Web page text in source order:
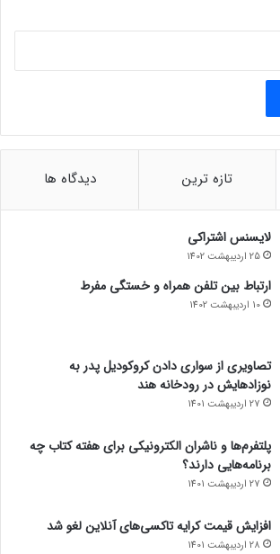
تازه ترین دیدگاه ها
لایسنس اشتراکی
25 اردیبهشت 1402
ارتباط بین تلفن همراه و خستگی مفرط
10 اردیبهشت 1402
تصاویری از سواری دادن کروکودیل پدر به
نوزادهایش در رودخانه هند
27 اردیبهشت 1401
پلتفرم‌ها و ناشران الکترونیکی برای هفته کتاب چه
برنامه‌هایی دارند؟
27 اردیبهشت 1401
افزایش قیمت کرایه تاکسی‌های آنلاین لغو شد
28 اردیبهشت 1401